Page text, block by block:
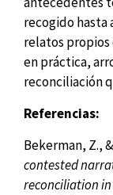
recogido hasta
relatos
en práctica,
reconciliación
Referencias:
Bekerman, Z.,
contested
reconciliation